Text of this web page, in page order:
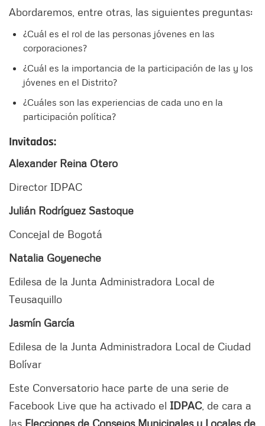
Abordaremos, entre otras, las siguientes preguntas:
¿Cuál es el rol de las personas jóvenes en las
corporaciones?
¿Cuál es la importancia de la participación de las y los
jóvenes en el Distrito?
¿Cuáles son las experiencias de cada uno en la
participación política?
Invitados:
Alexander Reina Otero
Director IDPAC
Julián Rodríguez Sastoque
Concejal de Bogotá
Natalia Goyeneche
Edilesa de la Junta Administradora Local de
Teusaquillo
Jasmín García
Edilesa de la Junta Administradora Local de Ciudad
Bolívar
Este Conversatorio hace parte de una serie de
Facebook Live que ha activado el IDPAC, de cara a
las Elecciones de Consejos Municipales y Locales de